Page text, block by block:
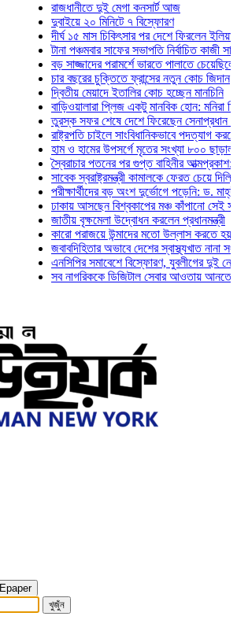
রাজধানীতে দুই মেগা কনসার্ট আজ
দুবাইয়ে ২০ মিনিটে ৭ বিস্ফোরণ
দীর্ঘ ১৫ মাস চিকিৎসার পর দেশে ফিরলেন ইলিয়াস কাঞ্চন
টানা পঞ্চমবার সাফের সভাপতি নির্বাচিত কাজী
বড় সাজ্জাদের পরামর্শে ভারতে পালাতে চেয়েছিলেন
চার বছরের চুক্তিতে ফ্রান্সের নতুন কোচ জিদান
দ্বিতীয় মেয়াদে ইতালির কোচ হচ্ছেন মানচিনি
বাড়িওয়ালারা প্লিজ একটু মানবিক হোন: মনিরা মিঠু
তুরস্ক সফর শেষে দেশে ফিরেছেন সেনাপ্রধান
রাষ্ট্রপতি চাইলে সাংবিধানিকভাবে পদত্যাগ করতে পারেন:
হাম ও হামের উপসর্গে মৃতের সংখ্যা ৮০০ ছাড়াল
স্বৈরাচার পতনের পর গুপ্ত বাহিনীর আত্মপ্রকাশ:
সাবেক স্বরাষ্ট্রমন্ত্রী কামালকে ফেরত চেয়ে দিল্লিকে
পরীক্ষার্থীদের বড় অংশ দুর্ভোগে পড়েনি: ড. মাহ্‌দী আমিন
ঢাকায় আসছেন বিশ্বকাপের মঞ্চ কাঁপানো সেই সঞ্জয় দেব
জাতীয় বৃক্ষমেলা উদ্বোধন করলেন প্রধানমন্ত্রী
কারো পরাজয়ে উন্মাদের মতো উল্লাস করতে হয় না:
জবাবদিহিতার অভাবে দেশের স্বাস্থ্যখাত নানা সংকটে
এনসিপির সমাবেশে বিস্ফোরণ, যুবলীগের দুই নেতাকর্মী
সব নাগরিককে ডিজিটাল সেবার আওতায় আনতে হবে:
Epaper
খুজুঁন